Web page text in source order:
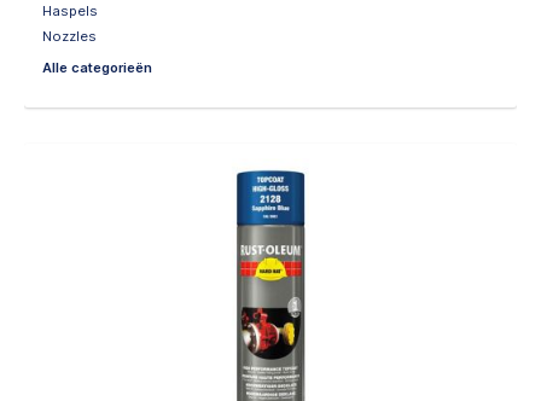
Haspels
Nozzles
Alle categorieën